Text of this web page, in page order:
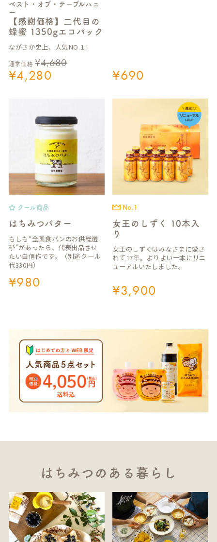
ベスト・オブ・テーブルハニ
ー
【感謝価格】二代目の
蜂蜜 1350gエコパック
ながさか史上、人気NO.1！
通常価格 ¥4,680
¥4,280 ¥690
クール商品
はちみつバター
もしも“全国食パンのお供総選
挙”があったら、代表出品させ
たい自信作です。（別途クール
代330円）
¥980
No.1
女王のしずく 10本入
り
女王のしずくはみなさまに愛さ
れて17年。よりよい一本にリニ
ューアルいたしました。
¥3,900
はちみつのある暮らし